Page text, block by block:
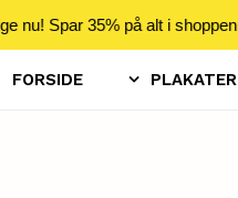
nu! Spar 35% på alt i shoppen!
FORSIDE PLAKATER